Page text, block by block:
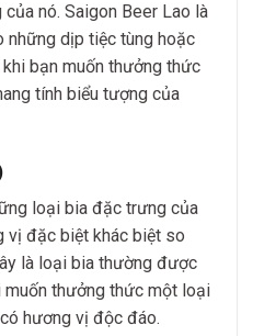
nó. Saigon Beer Lao là
những dịp tiệc tùng hoặc
bạn muốn thưởng thức
tính biểu tượng của
loại bia đặc trưng của
vị đặc biệt khác biệt so
là loại bia thường được
thưởng thức một loại
hương vị độc đáo.